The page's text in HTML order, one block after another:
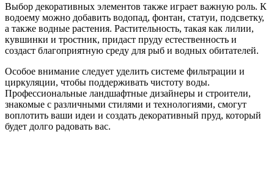
Выбор декоративных элементов также играет важную роль. К
водоему можно добавить водопад, фонтан, статуи, подсветку,
а также водные растения. Растительность, такая как лилии,
кувшинки и тростник, придаст пруду естественность и
создаст благоприятную среду для рыб и водных обитателей.
Особое внимание следует уделить системе фильтрации и
циркуляции, чтобы поддерживать чистоту воды.
Профессиональные ландшафтные дизайнеры и строители,
знакомые с различными стилями и технологиями, смогут
воплотить ваши идеи и создать декоративный пруд, который
будет долго радовать вас.